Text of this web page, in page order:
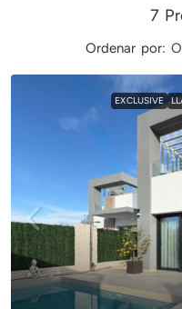
7
Ordenar por:
EXCLUSIVE